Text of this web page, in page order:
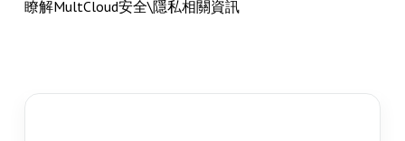
瞭解MultCloud安全\隱私相關資訊